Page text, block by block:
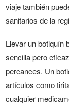
viaje también
sanitarios de la
Llevar un botiquín
sencilla pero
percances. Un
artículos como
cualquier